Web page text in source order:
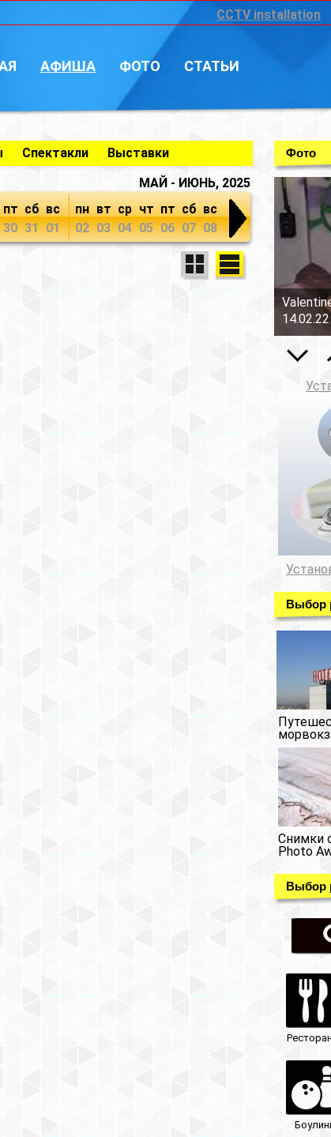
CCTV installation
АФИША ФОТО СТАТЬИ
Спектакли
Выставки
МАЙ - ИЮНЬ, 2025
пт
30
сб
31
вс
01
пн
02
вт
03
ср
04
чт
05
пт
06
сб
07
вс
08
Фото
14.02.22
Выбор
Снимки
Photo
Выбор